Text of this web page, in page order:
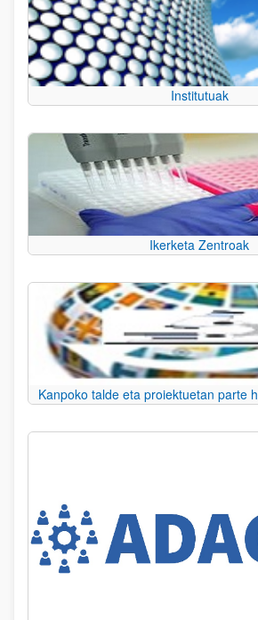
Institutuak
Ikerketa Zentroak
Kanpoko talde eta proiektuetan parte